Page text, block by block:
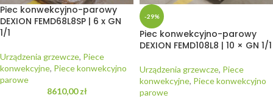
Piec konwekcyjno-parowy
DEXION FEMD68L8SP | 6 x GN
1/1
Urządzenia grzewcze, Piece
konwekcyjne, Piece konwekcyjno
parowe
8610,00zł
-29%
Piec konwekcyjno-parowy
DEXION FEMD108L8 | 10 × GN 1/1
Urządzenia grzewcze, Piece
konwekcyjne, Piece konwekcyjno
parowe